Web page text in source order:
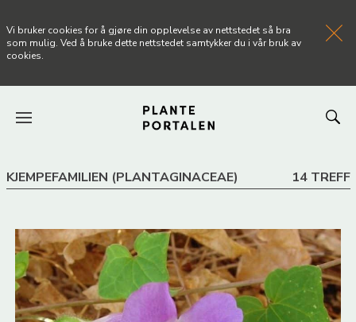
ARTIKLER
OM PLANTEPORTALEN
Vi bruker cookies for å gjøre din opplevelse av nettstedet så bra
som mulig. Ved å bruke dette nettstedet samtykker du i vår bruk av
cookies.
KJEMPEFAMILIEN (PLANTAGINACEAE) 14 TREFF